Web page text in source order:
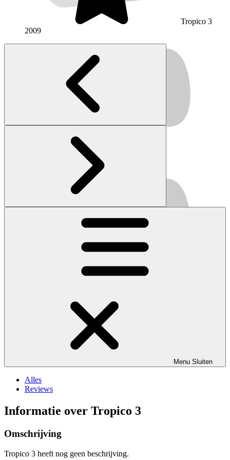
Tropico 3
2009
Menu Sluiten
Alles
Reviews
Informatie over Tropico 3
Omschrijving
Tropico 3 heeft nog geen beschrijving.